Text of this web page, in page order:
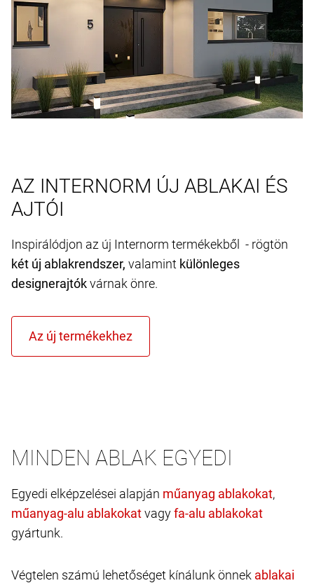
AZ INTERNORM ÚJ ABLAKAI ÉS
AJTÓI
Inspirálódjon az új Internorm termékekből - rögtön
két új ablakrendszer, valamint különleges
designerajtókvárnak önre.
MINDEN ABLAK EGYEDI
Egyedi elképzelései alapján
,
vagy
gyártunk.
Végtelen számú lehetőséget kínálunk önnek